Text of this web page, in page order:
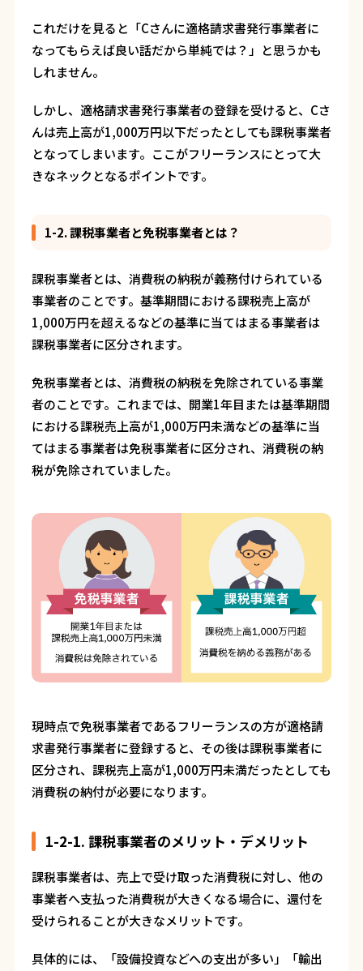
これだけを見ると「Cさんに適格請求書発行事業者に
なってもらえば良い話だから単純では？」と思うかも
しれません。
しかし、適格請求書発行事業者の登録を受けると、Cさ
んは売上高が1,000万円以下だったとしても課税事業者
となってしまいます。ここがフリーランスにとって大
きなネックとなるポイントです。
1-2. 課税事業者と免税事業者とは？
課税事業者とは、消費税の納税が義務付けられている
事業者のことです。基準期間における課税売上高が
1,000万円を超えるなどの基準に当てはまる事業者は
課税事業者に区分されます。
免税事業者とは、消費税の納税を免除されている事業
者のことです。これまでは、開業1年目または基準期間
における課税売上高が1,000万円未満などの基準に当
てはまる事業者は免税事業者に区分され、消費税の納
税が免除されていました。
現時点で免税事業者であるフリーランスの方が適格請
求書発行事業者に登録すると、その後は課税事業者に
区分され、課税売上高が1,000万円未満だったとしても
消費税の納付が必要になります。
1-2-1. 課税事業者のメリット・デメリット
課税事業者は、売上で受け取った消費税に対し、他の
事業者へ支払った消費税が大きくなる場合に、還付を
受けられることが大きなメリットです。
具体的には、「設備投資などへの支出が多い」「輸出